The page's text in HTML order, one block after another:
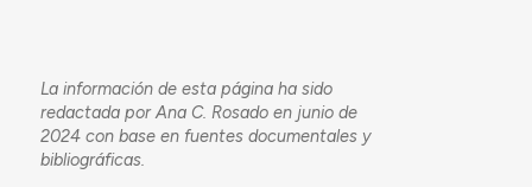
La información de esta página ha sido
redactada por Ana C. Rosado en junio de
2024 con base en fuentes documentales y
bibliográficas.